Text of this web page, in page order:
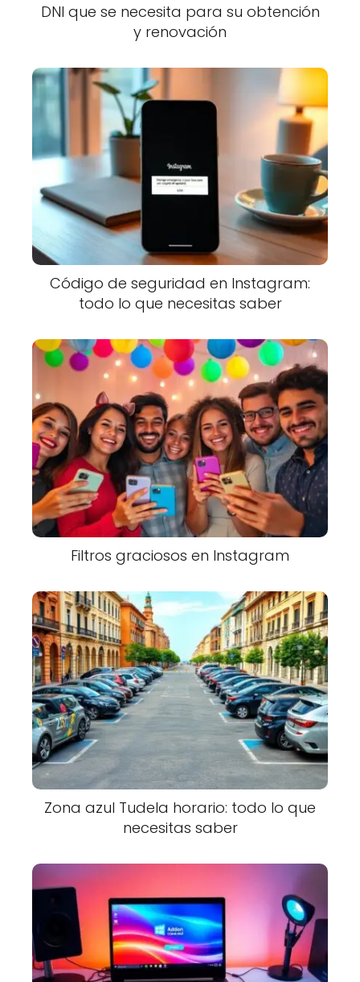
DNI que se necesita para su obtención
y renovación
Código de seguridad en Instagram:
todo lo que necesitas saber
Filtros graciosos en Instagram
Zona azul Tudela horario: todo lo que
necesitas saber